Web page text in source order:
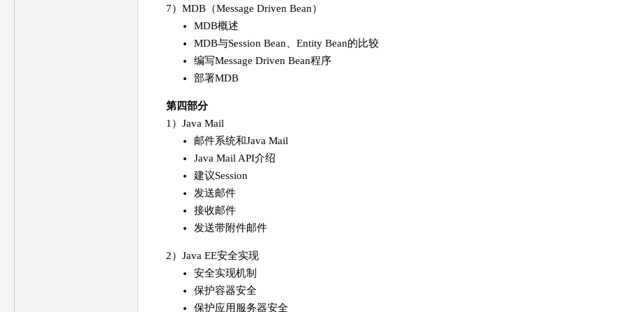
7）MDB（Message Driven Bean）
MDB概述
MDB与Session Bean、Entity Bean的比较
编写Message Driven Bean程序
部署MDB
第四部分
1）Java Mail
邮件系统和Java Mail
Java Mail API介绍
建议Session
发送邮件
接收邮件
发送带附件邮件
2）Java EE安全实现
安全实现机制
保护容器安全
保护应用服务器安全